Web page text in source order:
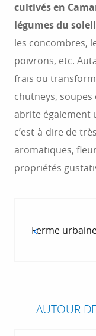
cultivés en
légumes du soleil
les concombres,
poivrons, etc.
frais ou
chutneys, soupes
abrite également
c’est-à-dire de
aromatiques,
propriétés
Ferme
AUTOUR